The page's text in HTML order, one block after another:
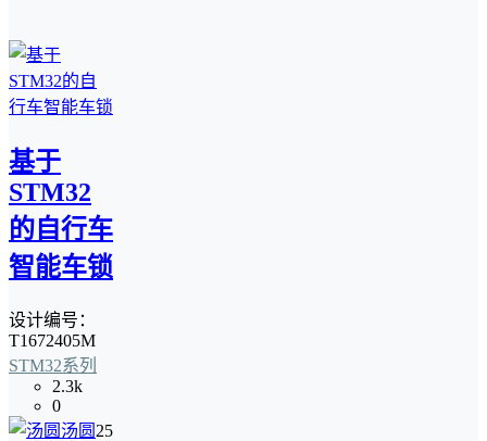
基于
STM32
的自行车
智能车锁
设计编号：
T1672405M
STM32系列
2.3k
0
汤圆 25